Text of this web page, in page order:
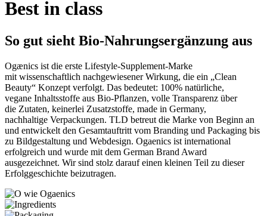
Best in class
So gut sieht Bio-Nahrungsergänzung aus
Ogænics ist die erste Lifestyle-Supplement-Marke
mit wissenschaftlich nachgewiesener Wirkung, die ein „Clean
Beauty“ Konzept verfolgt. Das bedeutet: 100% natürliche,
vegane Inhaltsstoffe aus Bio-Pflanzen, volle Transparenz über
die Zutaten, keinerlei Zusatzstoffe, made in Germany,
nachhaltige Verpackungen. TLD betreut die Marke von Beginn an
und entwickelt den Gesamtauftritt vom Branding und Packaging bis
zu Bildgestaltung und Webdesign. Ogaenics ist international
erfolgreich und wurde mit dem German Brand Award
ausgezeichnet. Wir sind stolz darauf einen kleinen Teil zu dieser
Erfolggeschichte beizutragen.